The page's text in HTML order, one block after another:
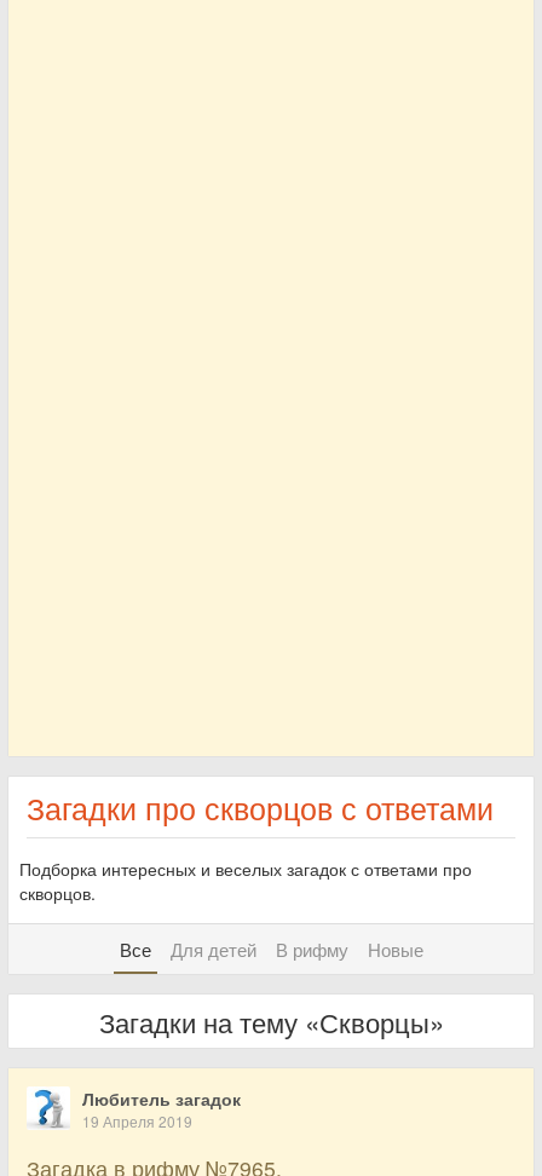
Загадки про скворцов с ответами
Подборка интересных и веселых загадок с ответами про
скворцов.
Все Для детей В рифму Новые
Загадки на тему «Скворцы»
Любитель загадок
19 Апреля 2019
Загадка в рифму №7965.